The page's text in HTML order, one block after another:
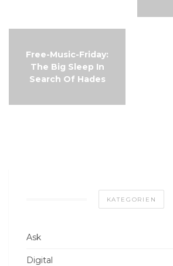
Free-Music-Friday:
The Big Sleep In
Search Of Hades
KATEGORIEN
Ask
Digital